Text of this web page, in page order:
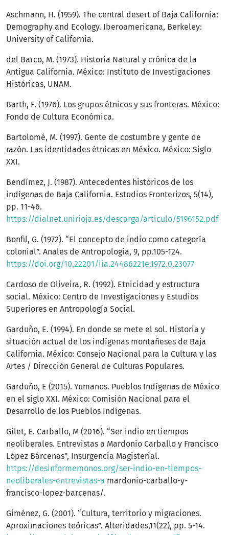
Aschmann, H. (1959). The central desert of Baja California:
Demography and Ecology. Iberoamericana, Berkeley:
University of California.
del Barco, M. (1973). Historia Natural y crónica de la
Antigua California. México: Instituto de Investigaciones
Históricas, UNAM.
Barth, F. (1976). Los grupos étnicos y sus fronteras. México:
Fondo de Cultura Económica.
Bartolomé, M. (1997). Gente de costumbre y gente de
razón. Las identidades étnicas en México. México: Siglo
XXI.
Bendímez, J. (1987). Antecedentes históricos de los
indígenas de Baja California. Estudios Fronterizos, 5(14),
pp. 11-46.
https://dialnet.unirioja.es/descarga/articulo/5196152.pdf
Bonfil, G. (1972). “El concepto de indio como categoría
colonial”. Anales de Antropología, 9, pp.105-124.
https://doi.org/10.22201/iia.24486221e.1972.0.23077
Cardoso de Oliveira, R. (1992). Etnicidad y estructura
social. México: Centro de Investigaciones y Estudios
Superiores en Antropología Social.
Garduño, E. (1994). En donde se mete el sol. Historia y
situación actual de los indígenas montañeses de Baja
California. México: Consejo Nacional para la Cultura y las
Artes / Dirección General de Culturas Populares.
Garduño, E (2015). Yumanos. Pueblos Indígenas de México
en el siglo XXI. México: Comisión Nacional para el
Desarrollo de los Pueblos Indígenas.
Gilet, E. Carballo, M (2016). “Ser indio en tiempos
neoliberales. Entrevistas a Mardonio Carballo y Francisco
López Bárcenas”, Insurgencia Magisterial.
https://desinformemonos.org/ser-indio-en-tiempos-
neoliberales-entrevistas-a mardonio-carballo-y-
francisco-lopez-barcenas/.
Giménez, G. (2001). “Cultura, territorio y migraciones.
Aproximaciones teóricas”. Alteridades,11(22), pp. 5-14.